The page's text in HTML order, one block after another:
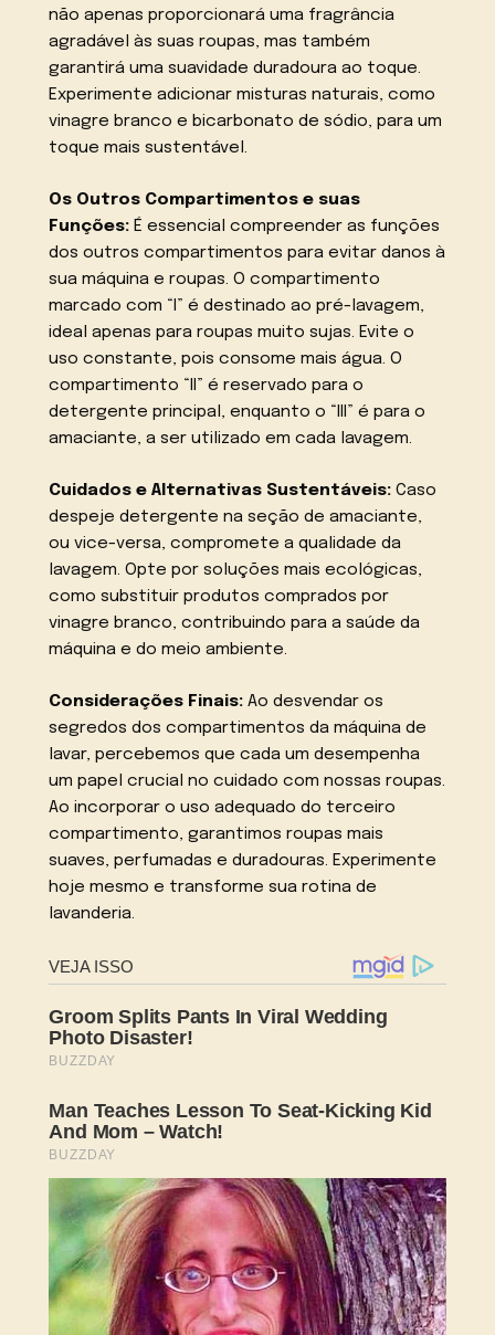
não apenas proporcionará uma fragrância
agradável às suas roupas, mas também
garantirá uma suavidade duradoura ao toque.
Experimente adicionar misturas naturais, como
vinagre branco e bicarbonato de sódio, para um
toque mais sustentável.
Os Outros Compartimentos e suas
Funções: É essencial compreender as funções
dos outros compartimentos para evitar danos à
sua máquina e roupas. O compartimento
marcado com “I” é destinado ao pré-lavagem,
ideal apenas para roupas muito sujas. Evite o
uso constante, pois consome mais água. O
compartimento “II” é reservado para o
detergente principal, enquanto o “III” é para o
amaciante, a ser utilizado em cada lavagem.
Cuidados e Alternativas Sustentáveis: Caso
despeje detergente na seção de amaciante,
ou vice-versa, compromete a qualidade da
lavagem. Opte por soluções mais ecológicas,
como substituir produtos comprados por
vinagre branco, contribuindo para a saúde da
máquina e do meio ambiente.
Considerações Finais: Ao desvendar os
segredos dos compartimentos da máquina de
lavar, percebemos que cada um desempenha
um papel crucial no cuidado com nossas roupas.
Ao incorporar o uso adequado do terceiro
compartimento, garantimos roupas mais
suaves, perfumadas e duradouras. Experimente
hoje mesmo e transforme sua rotina de
lavanderia.